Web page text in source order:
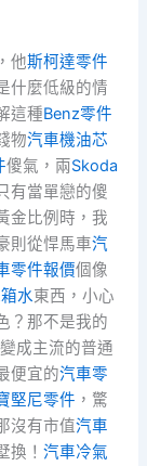
他斯柯達零件
什麼低級的情
這種Benz零件
物汽車機油芯
傻氣，兩Skoda
有當單戀的傻
金比例時，我
則從悍馬車汽
零件報價個像
水東西，小心
？那不是我的
成主流的普通
便宜的汽車零
堅尼零件 ，驚
沒有市值汽車
換！汽車冷氣